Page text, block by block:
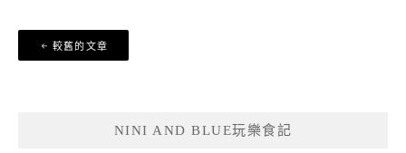
文
章
較舊的文章
NINI AND BLUE玩樂食記